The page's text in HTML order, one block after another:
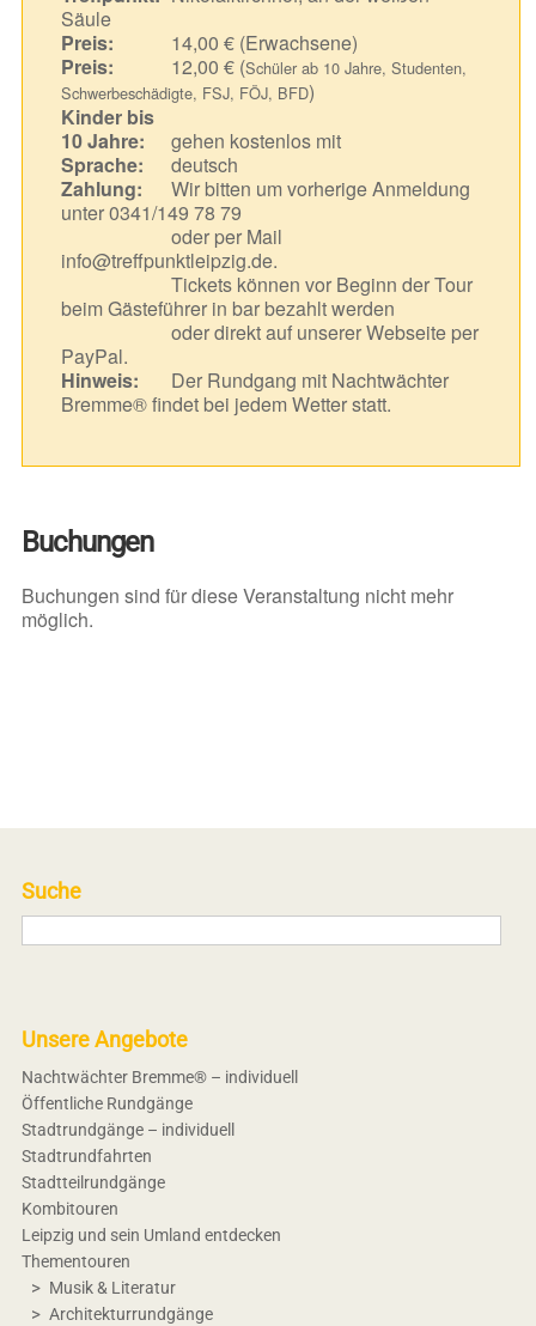
Säule
Preis:
14,00 € (Erwachsene)
Preis:
12,00 € (Schüler ab 10 Jahre, Studenten,
Schwerbeschädigte, FSJ, FÖJ, BFD)
Kinder bis
10 Jahre:
gehen kostenlos mit
Sprache:
deutsch
Zahlung:
Wir bitten um vorherige Anmeldung
unter 0341/149 78 79
oder per Mail
info@treffpunktleipzig.de.
Tickets können vor Beginn der Tour
beim Gästeführer in bar bezahlt werden
oder direkt auf unserer Webseite per
PayPal.
Hinweis:
Der Rundgang mit Nachtwächter
Bremme® findet bei jedem Wetter statt.
Buchungen
Buchungen sind für diese Veranstaltung nicht mehr
möglich.
Suche
Unsere Angebote
Nachtwächter Bremme® – individuell
Öffentliche Rundgänge
Stadtrundgänge – individuell
Stadtrundfahrten
Stadtteilrundgänge
Kombitouren
Leipzig und sein Umland entdecken
Thementouren
Musik & Literatur
Architekturrundgänge